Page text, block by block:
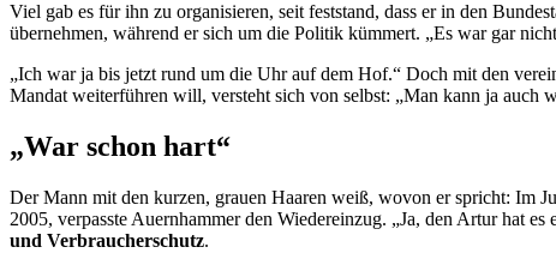
Viel gab es für ihn zu organisieren, seit feststand, dass er in den
übernehmen, während er sich um die Politik kümmert. „Es war gar
„Ich war ja bis jetzt rund um die Uhr auf dem Hof.“ Doch mit den
Mandat weiterführen will, versteht sich von selbst: „Man kann ja auch
„War schon hart“
Der Mann mit den kurzen, grauen Haaren weiß, wovon er spricht: Im
2005, verpasste Auernhammer den Wiedereinzug. „Ja, den Artur hat es
und Verbraucherschutz.